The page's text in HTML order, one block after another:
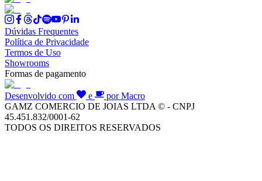
Dúvidas Frequentes
Política de Privacidade
Termos de Uso
Showrooms
Formas de pagamento
Desenvolvido com e
por Macro
GAMZ COMERCIO DE JOIAS LTDA © - CNPJ
45.451.832/0001-62
TODOS OS DIREITOS RESERVADOS